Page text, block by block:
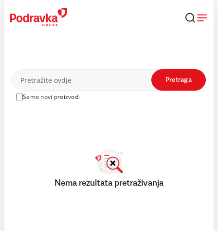
content
Proizvodi
Samo novi proizvodi
Pretraga
Nema rezultata pretraživanja